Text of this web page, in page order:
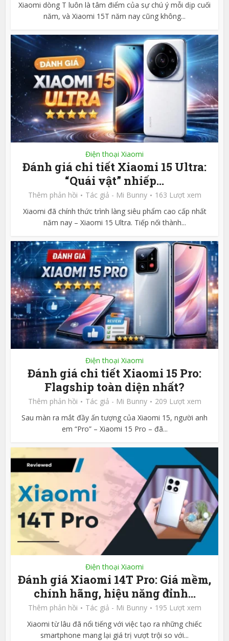
Xiaomi dòng T luôn là tâm điểm của sự chú ý mỗi dịp cuối
năm, và Xiaomi 15T năm nay cũng không...
Điện thoại Xiaomi
Đánh giá chi tiết Xiaomi 15 Ultra:
“Quái vật” nhiếp...
Thêm phản hồi Tác giả - Mi Bunny
163 Lượt xem
Xiaomi đã chính thức trình làng siêu phẩm cao cấp nhất
năm nay – Xiaomi 15 Ultra. Tiếp nối thành...
Điện thoại Xiaomi
Đánh giá chi tiết Xiaomi 15 Pro:
Flagship toàn diện nhất?
Thêm phản hồi Tác giả - Mi Bunny
209 Lượt xem
Sau màn ra mắt đầy ấn tượng của Xiaomi 15, người anh
em “Pro” – Xiaomi 15 Pro – đã...
Điện thoại Xiaomi
Đánh giá Xiaomi 14T Pro: Giá mềm,
chính hãng, hiệu năng đỉnh...
Thêm phản hồi Tác giả - Mi Bunny
195 Lượt xem
Xiaomi từ lâu đã nổi tiếng với việc tạo ra những chiếc
smartphone mang lại giá trị vượt trội so với...